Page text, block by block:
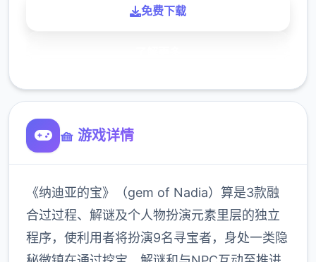
免费下载
🧺 游戏详情
《纳迪亚的宝》（gem of Nadia）算是3款融
合过过程、解谜及个人物扮演元素里层的独立
程序，使利用者将扮演9名寻宝者，身处一类隐